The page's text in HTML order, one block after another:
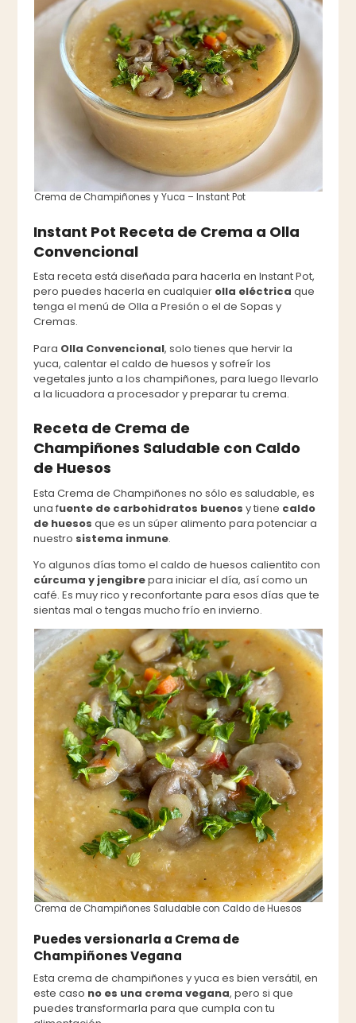
Crema de Champiñones y Yuca – Instant Pot
Instant Pot Receta de Crema a Olla
Convencional
Esta receta está diseñada para hacerla en Instant Pot,
pero puedes hacerla en cualquier olla eléctrica que
tenga el menú de Olla a Presión o el de Sopas y
Cremas.
Para Olla Convencional, solo tienes que hervir la
yuca, calentar el caldo de huesos y sofreír los
vegetales junto a los champiñones, para luego llevarlo
a la licuadora a procesador y preparar tu crema.
Receta de Crema de
Champiñones Saludable con Caldo
de Huesos
Esta Crema de Champiñones no sólo es saludable, es
una fuente de carbohidratos buenos y tiene caldo
de huesosque es un súper alimento para potenciar a
nuestro sistema inmune.
Yo algunos días tomo el caldo de huesos calientito con
cúrcuma y jengibrepara iniciar el día, así como un
café. Es muy rico y reconfortante para esos días que te
sientas mal o tengas mucho frío en invierno.
Crema de Champiñones Saludable con Caldo de Huesos
Puedes versionarla a Crema de
Champiñones Vegana
Esta crema de champiñones y yuca es bien versátil, en
este caso no es una crema vegana, pero si que
puedes transformarla para que cumpla con tu